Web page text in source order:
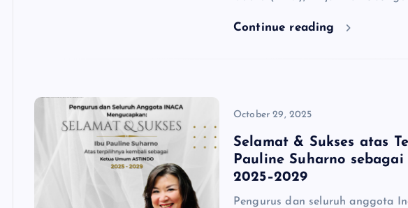
Continue reading
October 29, 2025
Selamat & Sukses atas
Pauline Suharno
2025–2029
Pengurus dan seluruh anggota